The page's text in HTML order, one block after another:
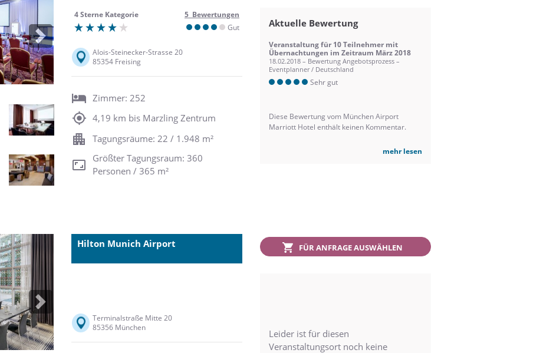
Next
4 Sterne Kategorie
5 Bewertungen
Gut
Alois-Steinecker-Strasse 20
85354 Freising
Zimmer: 252
4,19 km bis Marzling Zentrum
Tagungsräume: 22 / 1.948 m²
Größter Tagungsraum: 360
Personen / 365 m²
Aktuelle Bewertung
Veranstaltung für 10 Teilnehmer mit
Übernachtungen im Zeitraum März 2018
18.02.2018 – Bewertung Angebotsprozess –
Eventplanner / Deutschland
Sehr gut
Diese Bewertung vom München Airport
Marriott Hotel enthält keinen Kommentar.
mehr lesen
Next
Hilton Munich Airport
Terminalstraße Mitte 20
85356 München
FÜR ANFRAGE AUSWÄHLEN
Leider ist für diesen
Veranstaltungsort noch keine